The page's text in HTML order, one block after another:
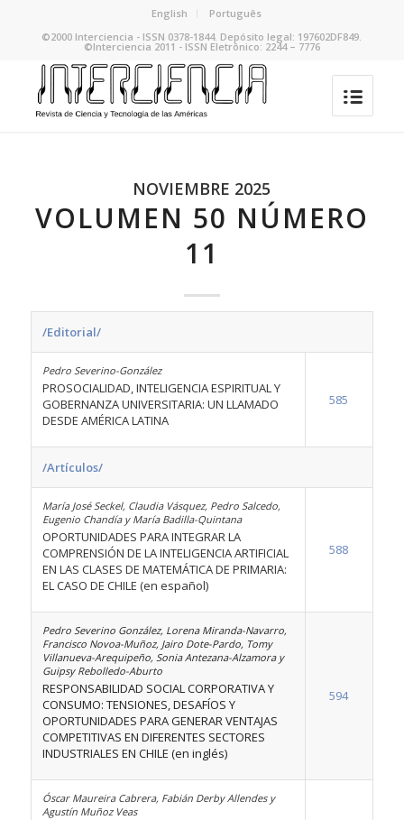
English
Português
©2000 Interciencia - ISSN 0378-1844. Depósito legal: 197602DF849.
©Interciencia 2011 - ISSN Eletrônico: 2244 – 7776
NOVIEMBRE 2025
VOLUMEN 50 NÚMERO
11
/Editorial/
Pedro Severino-González
PROSOCIALIDAD, INTELIGENCIA ESPIRITUAL Y
GOBERNANZA UNIVERSITARIA: UN LLAMADO
DESDE AMÉRICA LATINA
585
/Artículos/
María José Seckel, Claudia Vásquez, Pedro Salcedo,
Eugenio Chandía y María Badilla-Quintana
OPORTUNIDADES PARA INTEGRAR LA
COMPRENSIÓN DE LA INTELIGENCIA ARTIFICIAL
EN LAS CLASES DE MATEMÁTICA DE PRIMARIA:
EL CASO DE CHILE (en español)
588
Pedro Severino González, Lorena Miranda-Navarro,
Francisco Novoa-Muñoz, Jairo Dote-Pardo, Tomy
Villanueva-Arequipeño, Sonia Antezana-Alzamora y
Guipsy Rebolledo-Aburto
RESPONSABILIDAD SOCIAL CORPORATIVA Y
CONSUMO: TENSIONES, DESAFÍOS Y
OPORTUNIDADES PARA GENERAR VENTAJAS
COMPETITIVAS EN DIFERENTES SECTORES
INDUSTRIALES EN CHILE (en inglés)
594
Óscar Maureira Cabrera, Fabián Derby Allendes y
Agustín Muñoz Veas